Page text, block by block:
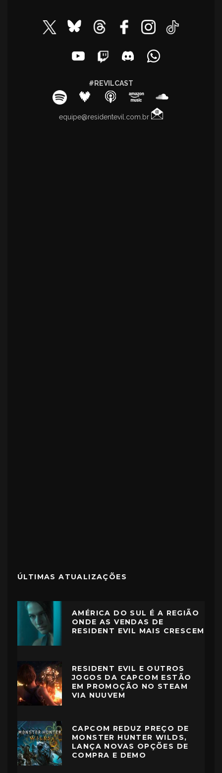
#REVILCAST
equipe@residentevil.com.br
ÚLTIMAS ATUALIZAÇÕES
AMÉRICA DO SUL É A REGIÃO
ONDE AS VENDAS DE
RESIDENT EVIL MAIS CRESCEM
RESIDENT EVIL E OUTROS
JOGOS DA CAPCOM ESTÃO
EM PROMOÇÃO NO STEAM
VIA NUUVEM
CAPCOM REDUZ PREÇO DE
MONSTER HUNTER WILDS,
LANÇA NOVAS OPÇÕES DE
COMPRA E DEMO